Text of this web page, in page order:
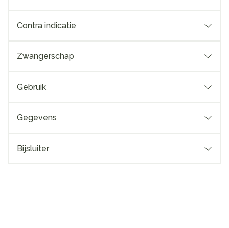
Contra indicatie
Zwangerschap
Gebruik
Gegevens
Bijsluiter